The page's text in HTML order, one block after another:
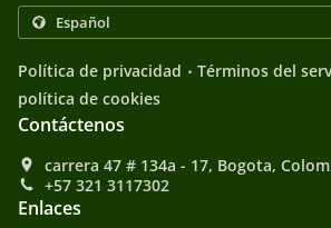
Política de privacidad . Términos del
política de cookies
Contáctenos
carrera 47 # 134a - 17, Bogota,
+57 321 3117302
Enlaces